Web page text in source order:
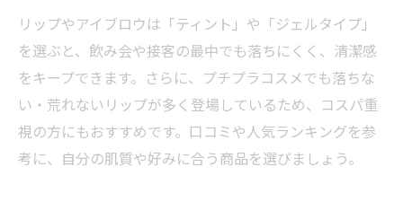
食事しても落ちないリップを居酒屋で試す
居酒屋アルバイトに人気のリップ特徴解説
韓国発落ちないティントと居酒屋の相性
2025年トレンドコスメで差がつくメイク術
居酒屋バイトで映える2025年トレンドコス
リップやアイブロウは「ティント」や「ジェルタイプ」
を選ぶと、飲み会や接客の最中でも落ちにくく、清潔感
をキープできます。さらに、プチプラコスメでも落ちな
い・荒れないリップが多く登場しているため、コスパ重
視の方にもおすすめです。口コミや人気ランキングを参
考に、自分の肌質や好みに合う商品を選びましょう。